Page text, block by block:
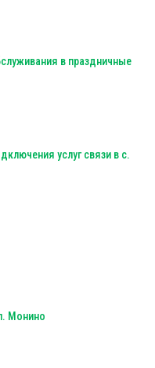
в праздничные
услуг связи в с.
Монино